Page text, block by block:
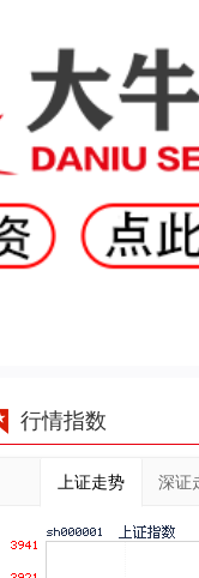
行情指数
上证走势 深证